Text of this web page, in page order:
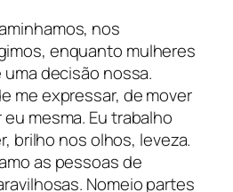
nos
enquanto mulheres
decisão nossa.
me expressar, de mover
mesma. Eu trabalho
brilho nos olhos, leveza.
as pessoas de
Nomeio partes